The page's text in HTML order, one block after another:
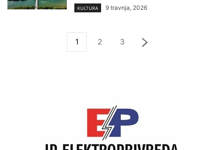
KULTURA 9 travnja, 2026
1 2 3